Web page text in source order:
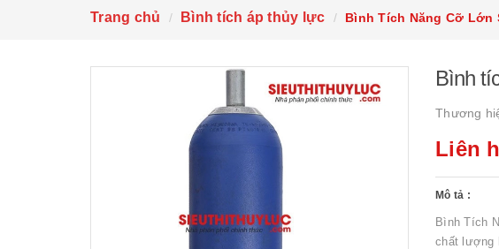
Trang chủ Bình tích áp thủy lực Bình Tích Năng Cỡ Lớn
Bình
Thương
Liên
Mô tả :
Bình Tích
chất lượng